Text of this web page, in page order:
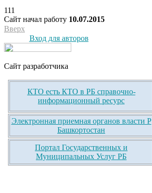
111
Сайт начал работу 10.07.2015
Вверх
Вход для авторов
Сайт разработчика
КТО есть КТО в РБ справочно-
информационный ресурс
Электронная приемная органов власти Р
Башкортостан
Портал Государственных и
Муниципальных Услуг РБ